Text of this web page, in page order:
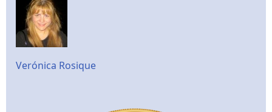
Verónica Rosique